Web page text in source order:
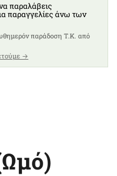
παραλάβεις
παραγγελίες άνω των
παράδοση T.K. από
→